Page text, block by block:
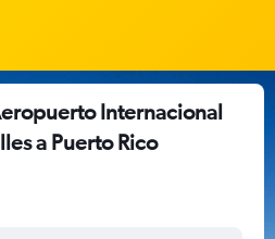
Internacional
a Puerto Rico